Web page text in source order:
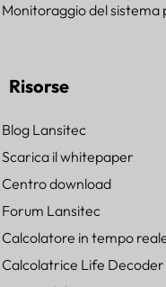
Monitoraggio del sistema
Risorse
Blog Lansitec
Scarica il whitepaper
Centro download
Forum Lansitec
Calcolatore in tempo
Calcolatrice Life Decoder